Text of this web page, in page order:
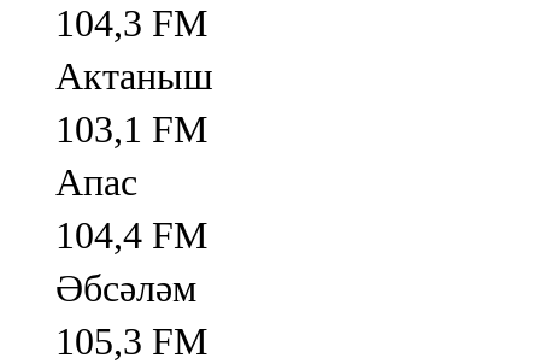
104,3 FM
Актаныш
103,1 FM
Апас
104,4 FM
Әбсәләм
105,3 FM